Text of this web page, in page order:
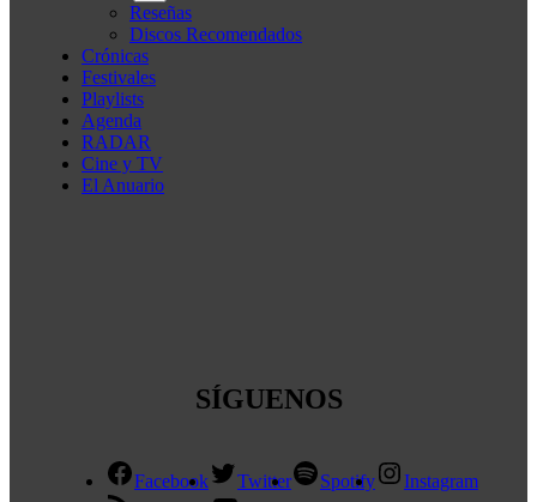
Reseñas
Discos Recomendados
Crónicas
Festivales
Playlists
Agenda
RADAR
Cine y TV
El Anuario
SÍGUENOS
Facebook Twitter Spotify
Instagram